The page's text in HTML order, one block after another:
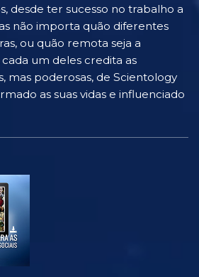
desde ter sucesso no trabalho a
não importa quão diferentes
ou quão remota seja a
um deles credita as
mas poderosas, de Scientology
as suas vidas e influenciado